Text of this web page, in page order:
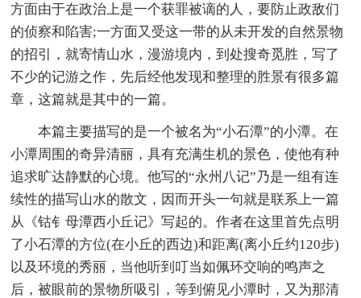
方面由于在政治上是一个获罪被谪的人，要防止政敌们
的侦察和陷害;一方面又受这一带的从未开发的自然景物
的招引，就寄情山水，漫游境内，到处搜奇觅胜，写了
不少的记游之作，先后经他发现和整理的胜景有很多篇
章，这篇就是其中的一篇。
本篇主要描写的是一个被名为“小石潭”的小潭。在
小潭周围的奇异清丽，具有充满生机的景色，使他有种
追求旷达静默的心境。他写的“永州八记”乃是一组有连
续性的描写山水的散文，因而开头一句就是联系上一篇
从《钴钅母潭西小丘记》写起的。作者在这里首先点明
了小石潭的方位(在小丘的西边)和距离(离小丘约120步)
以及环境的秀丽，当他听到叮当如佩环交响的鸣声之
后，被眼前的景物所吸引，等到俯见小潭时，又为那清